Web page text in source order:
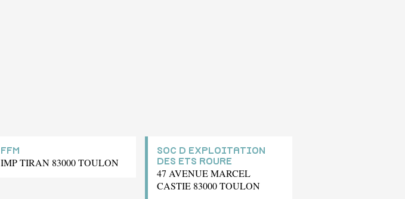
FFM
IMP TIRAN 83000 TOULON
SOC D EXPLOITATION
DES ETS ROURE
47 AVENUE MARCEL
CASTIE 83000 TOULON